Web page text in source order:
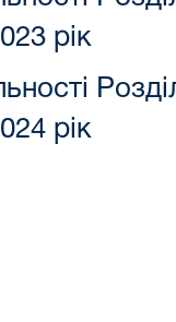
рік
рік